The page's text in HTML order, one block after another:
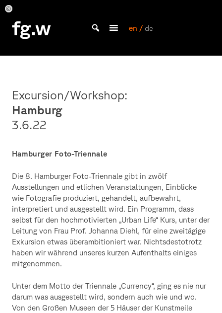
Skip
content
fg.w
Bachelor Kommunikationsdesign und Master Design & Information studieren
en / de
Excursion/Workshop:
Hamburg
3.6.22
Hamburger Foto-Triennale
Die 8. Hamburger Foto-Triennale gibt in zwölf
Ausstellungen und etlichen Veranstaltungen, Einblicke
wie Fotografie produziert, gehandelt, aufbewahrt,
interpretiert und ausgestellt wird. Ein Programm, dass
selbst für den hochmotivierten „Urban Life“ Kurs, unter der
Leitung von Frau Prof. Johanna Diehl, für eine zweitägige
Exkursion etwas überambitioniert war. Nichtsdestotrotz
haben wir während unseres kurzen Aufenthalts einiges
mitgenommen.
Unter dem Motto der Triennale „Currency“, ging es nie nur
darum was ausgestellt wird, sondern auch wie und wo.
Von den Großen Museen der 5 Häuser der Kunstmeile
Philipp
Philipp
Philipp
Philipp
Philipp
Philipp